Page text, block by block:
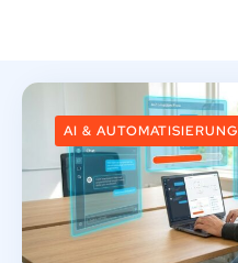
AI & AUTOMATISIERUNG